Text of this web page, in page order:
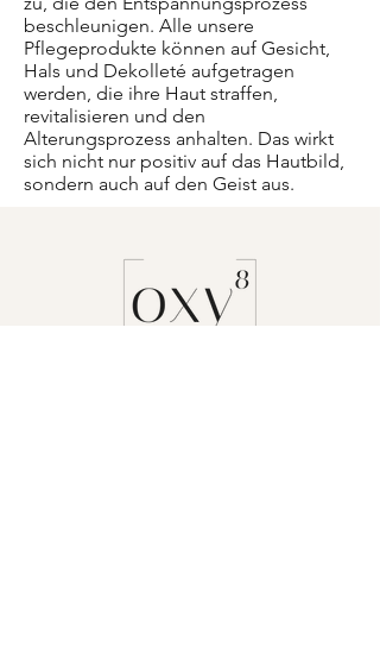
beschleunigen. Alle unsere
Pflegeprodukte können auf Gesicht,
Hals und Dekolleté aufgetragen
werden, die ihre Haut straffen,
revitalisieren und den
Alterungsprozess anhalten. Das wirkt
sich nicht nur positiv auf das Hautbild,
sondern auch auf den Geist aus.